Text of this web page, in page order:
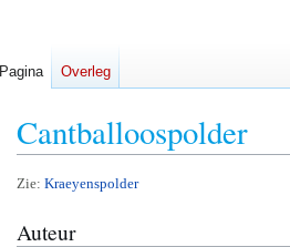
Cantballoospolder
Naar
springen
Naar
springen
Zie: Kraeyenspolder
Auteur
Pagina Overleg